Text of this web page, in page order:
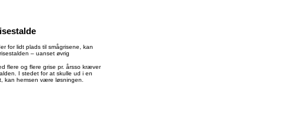
for lidt plads til smågrisene, kan
– uanset øvrig
flere og flere grise pr. årsso kræver
I stedet for at skulle ud i en
kan hemsen være løsningen.